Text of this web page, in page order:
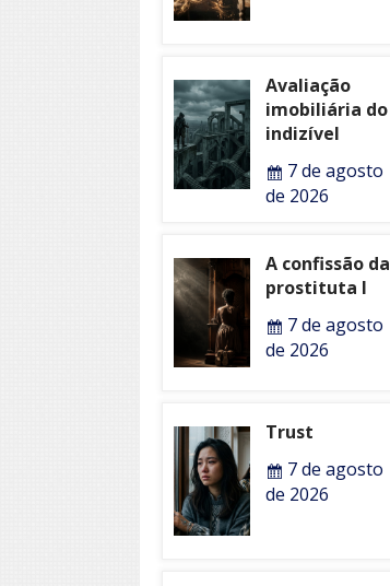
Avaliação
imobiliária do
indizível
7 de agosto
de 2026
A confissão da
prostituta I
7 de agosto
de 2026
Trust
7 de agosto
de 2026